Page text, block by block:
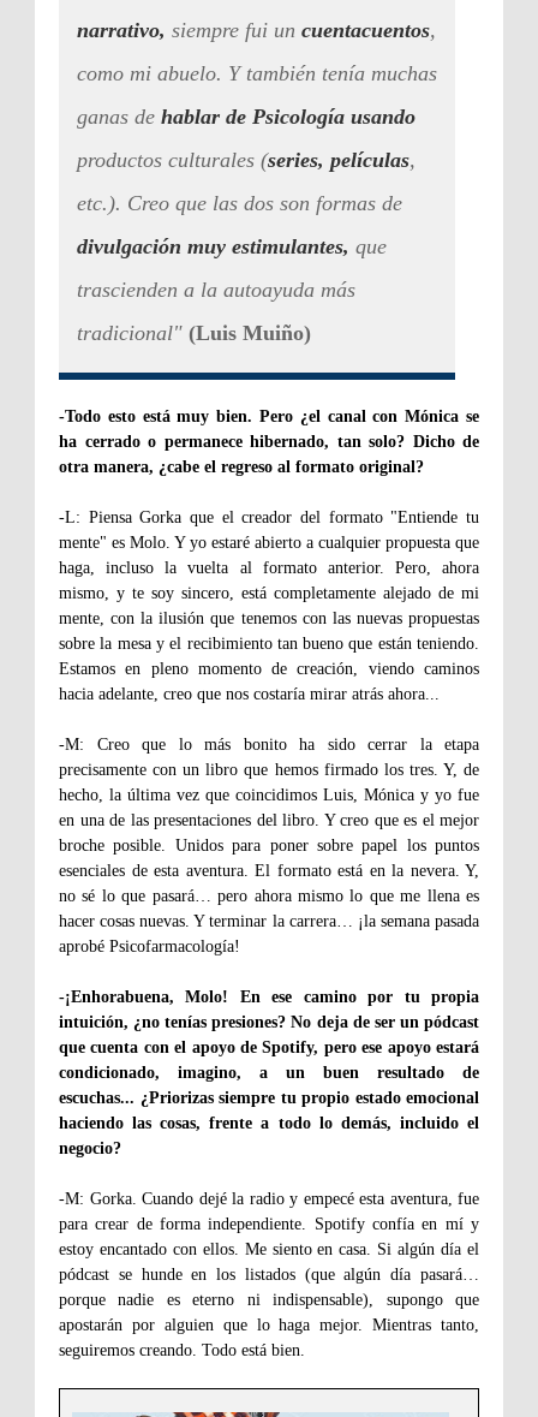
narrativo, siempre fui un cuentacuentos,
como mi abuelo. Y también tenía muchas
ganas de hablar de Psicología usando
productos culturales (series, películas,
etc.). Creo que las dos son formas de
divulgación muy estimulantes, que
trascienden a la autoayuda más
tradicional" (Luis Muiño)
-Todo esto está muy bien. Pero ¿el canal con Mónica se
ha cerrado o permanece hibernado, tan solo? Dicho de
otra manera, ¿cabe el regreso al formato original?
-L: Piensa Gorka que el creador del formato "Entiende tu
mente" es Molo. Y yo estaré abierto a cualquier propuesta que
haga, incluso la vuelta al formato anterior. Pero, ahora
mismo, y te soy sincero, está completamente alejado de mi
mente, con la ilusión que tenemos con las nuevas propuestas
sobre la mesa y el recibimiento tan bueno que están teniendo.
Estamos en pleno momento de creación, viendo caminos
hacia adelante, creo que nos costaría mirar atrás ahora...
-M: Creo que lo más bonito ha sido cerrar la etapa
precisamente con un libro que hemos firmado los tres. Y, de
hecho, la última vez que coincidimos Luis, Mónica y yo fue
en una de las presentaciones del libro. Y creo que es el mejor
broche posible. Unidos para poner sobre papel los puntos
esenciales de esta aventura. El formato está en la nevera. Y,
no sé lo que pasará… pero ahora mismo lo que me llena es
hacer cosas nuevas. Y terminar la carrera… ¡la semana pasada
aprobé Psicofarmacología!
-¡Enhorabuena, Molo! En ese camino por tu propia
intuición, ¿no tenías presiones? No deja de ser un pódcast
que cuenta con el apoyo de Spotify, pero ese apoyo estará
condicionado, imagino, a un buen resultado de
escuchas... ¿Priorizas siempre tu propio estado emocional
haciendo las cosas, frente a todo lo demás, incluido el
negocio?
-M: Gorka. Cuando dejé la radio y empecé esta aventura, fue
para crear de forma independiente. Spotify confía en mí y
estoy encantado con ellos. Me siento en casa. Si algún día el
pódcast se hunde en los listados (que algún día pasará…
porque nadie es eterno ni indispensable), supongo que
apostarán por alguien que lo haga mejor. Mientras tanto,
seguiremos creando. Todo está bien.